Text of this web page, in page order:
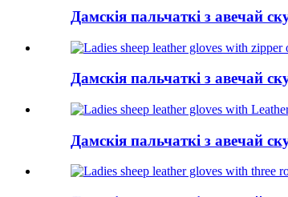
Дамскія пальчаткі з авечай
Дамскія пальчаткі з авечай
Дамскія пальчаткі з авечай